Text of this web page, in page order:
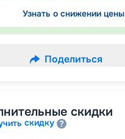
Узнать о снижении цены
Поделиться
скидки
скидку